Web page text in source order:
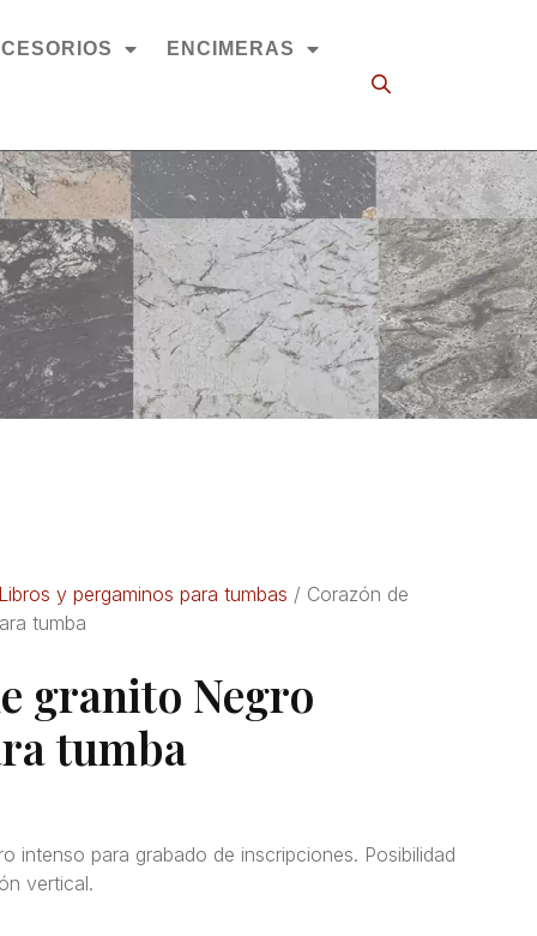
ENCIMERAS
Libros y pergaminos para tumbas / Corazón de
tumba
granito Negro
tumba
intenso para grabado de inscripciones. Posibilidad
vertical.